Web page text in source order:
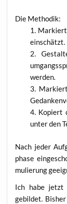
Die Metho­dik:
einschätzt.
werden.
Kopiert
unter den
Nach jeder
pha­se
mu­lie­rung
Ich habe jetzt
gebil­det.